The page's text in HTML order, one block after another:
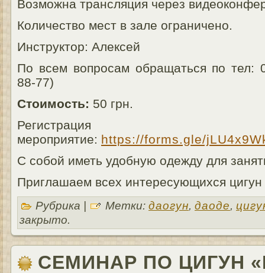
Возможна трансляция через
Количество мест в зале ограничено.
Инструктор: Алексей
По всем вопросам обращаться по тел:
88-77)
Стоимость: 50 грн.
мероприятие: https://forms.gle/
С собой иметь удобную одежду для
Приглашаем всех интересующихся цигун
Рубрика | Метки: даогун, даоде,
закрыто.
СЕМИНАР ПО ЦИГУН